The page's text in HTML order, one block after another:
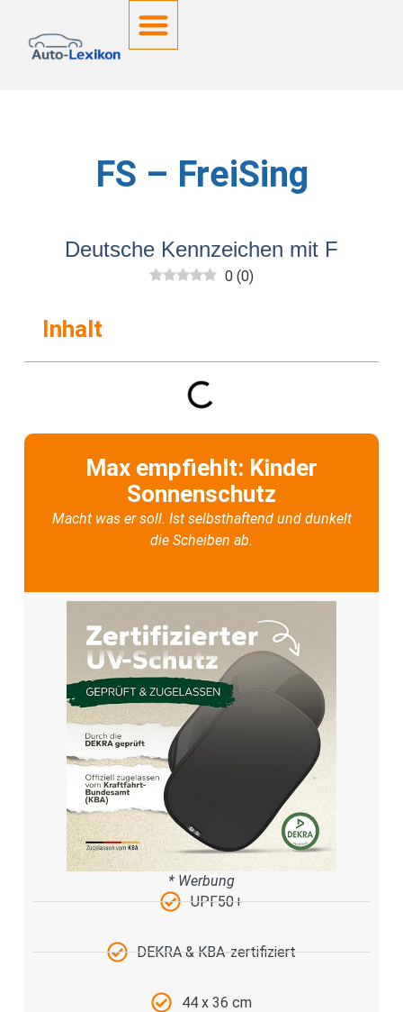
FS – FreiSing
Deutsche Kennzeichen mit F
0 (0)
Inhalt
Max empfiehlt: Kinder
Sonnenschutz
Macht was er soll. Ist selbsthaftend und dunkelt
die Scheiben ab.
* Werbung
UPF50+
DEKRA & KBA-zertifiziert
44 x 36 cm